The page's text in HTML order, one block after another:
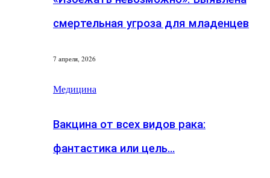
смертельная угроза для младенцев
7 апреля, 2026
Медицина
Вакцина от всех видов рака:
фантастика или цель…